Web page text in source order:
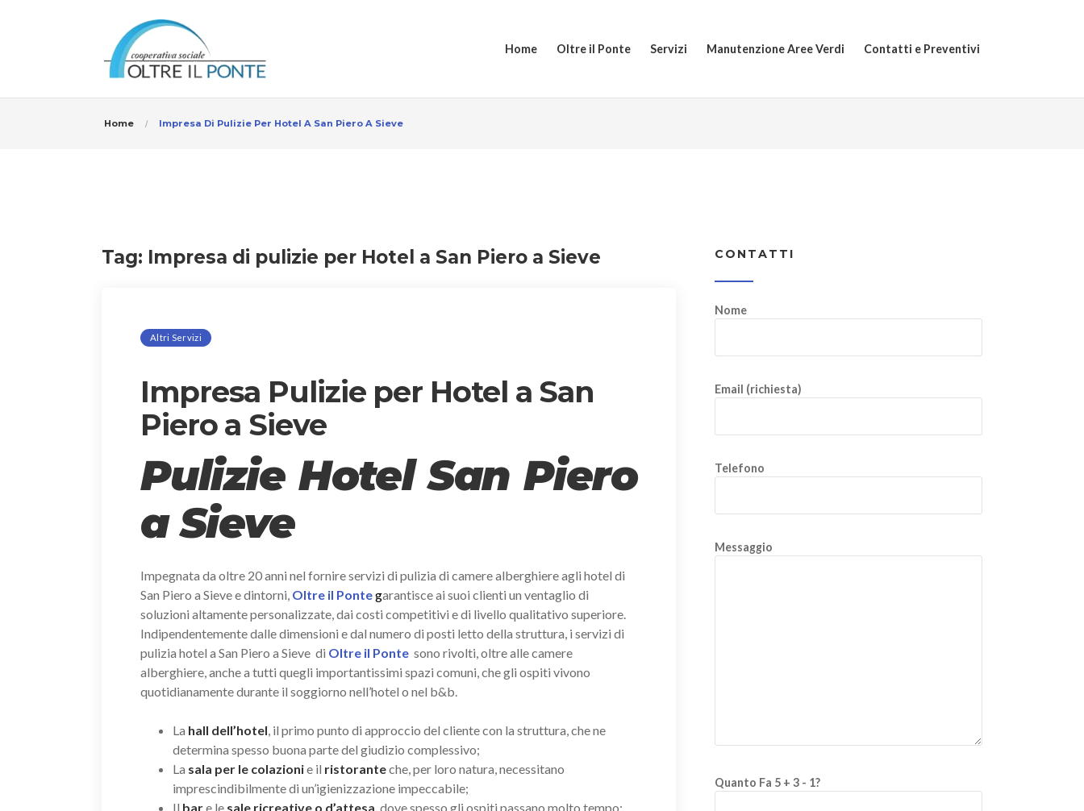
Home Oltre il Ponte Servizi Manutenzione Aree Verdi Contatti e Preventivi
Home Impresa Di Pulizie Per Hotel A San Piero A Sieve
Tag: Impresa di pulizie per Hotel a San Piero a Sieve
Altri Servizi
Impresa Pulizie per Hotel a San
Piero a Sieve
Pulizie Hotel San Piero
a Sieve
Impegnata da oltre 20 anni nel fornire servizi di pulizia di camere alberghiere agli hotel di
San Piero a Sieve e dintorni, Oltre il Pontegarantisce ai suoi clienti un ventaglio di
soluzioni altamente personalizzate, dai costi competitivi e di livello qualitativo superiore.
Indipendentemente dalle dimensioni e dal numero di posti letto della struttura, i servizi di
pulizia hotel a San Piero a Sieve di Oltre il Ponte sono rivolti, oltre alle camere
alberghiere, anche a tutti quegli importantissimi spazi comuni, che gli ospiti vivono
quotidianamente durante il soggiorno nell’hotel o nel b&b.
La hall dell’hotel, il primo punto di approccio del cliente con la struttura, che ne
determina spesso buona parte del giudizio complessivo;
La sala per le colazionie il ristoranteche, per loro natura, necessitano
imprescindibilmente di un’igienizzazione impeccabile;
Il bare le sale ricreative o d’attesa, dove spesso gli ospiti passano molto tempo;
CONTATTI
Nome
Email (richiesta)
Telefono
Messaggio
Quanto Fa 5 + 3 - 1?